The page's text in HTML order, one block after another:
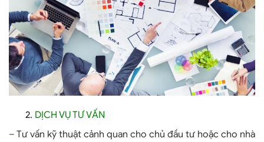
2. DỊCH VỤ TƯ VẤN
– Tư vấn kỹ thuật cảnh quan cho chủ đầu tư hoặc cho nhà